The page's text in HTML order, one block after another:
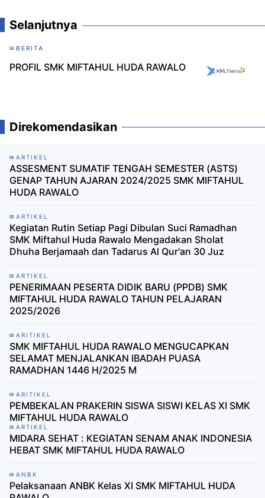
Selanjutnya
BERITA
PROFIL SMK MIFTAHUL HUDA RAWALO
Direkomendasikan
ARTIKEL
ASSESMENT SUMATIF TENGAH SEMESTER (ASTS)
GENAP TAHUN AJARAN 2024/2025 SMK MIFTAHUL
HUDA RAWALO
ARTIKEL
Kegiatan Rutin Setiap Pagi Dibulan Suci Ramadhan
SMK Miftahul Huda Rawalo Mengadakan Sholat
Dhuha Berjamaah dan Tadarus Al Qur'an 30 Juz
ARTIKEL
PENERIMAAN PESERTA DIDIK BARU (PPDB) SMK
MIFTAHUL HUDA RAWALO TAHUN PELAJARAN
2025/2026
ARITIKEL
SMK MIFTAHUL HUDA RAWALO MENGUCAPKAN
SELAMAT MENJALANKAN IBADAH PUASA
RAMADHAN 1446 H/2025 M
ARITIKEL
PEMBEKALAN PRAKERIN SISWA SISWI KELAS XI SMK
MIFTAHUL HUDA RAWALO
ARTIKEL
MIDARA SEHAT : KEGIATAN SENAM ANAK INDONESIA
HEBAT SMK MIFTAHUL HUDA RAWALO
ANBK
Pelaksanaan ANBK Kelas XI SMK MIFTAHUL HUDA